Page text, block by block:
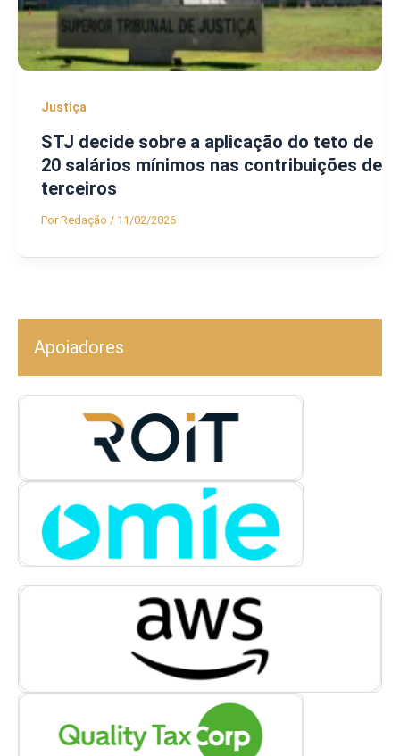
Justiça
STJ decide sobre a aplicação do teto de
20 salários mínimos nas contribuições de
terceiros
PorRedação / 11/02/2026
Apoiadores